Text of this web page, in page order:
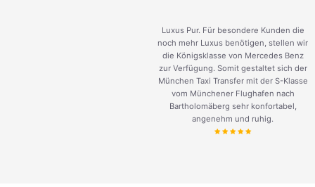
Luxus Pur. Für besondere Kunden die
noch mehr Luxus benötigen, stellen wir
die Königsklasse von Mercedes Benz
zur Verfügung. Somit gestaltet sich der
München Taxi Transfer mit der S-Klasse
vom Münchener Flughafen nach
Bartholomäberg sehr konfortabel,
angenehm und ruhig.